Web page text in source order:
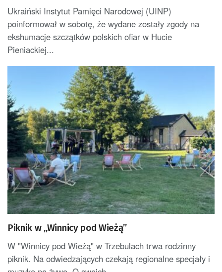
Ukraiński Instytut Pamięci Narodowej (UINP)
poinformował w sobotę, że wydane zostały zgody na
ekshumacje szczątków polskich ofiar w Hucie
Pieniackiej...
Piknik w „Winnicy pod Wieżą”
W "Winnicy pod Wieżą" w Trzebulach trwa rodzinny
piknik. Na odwiedzających czekają regionalne specjały i